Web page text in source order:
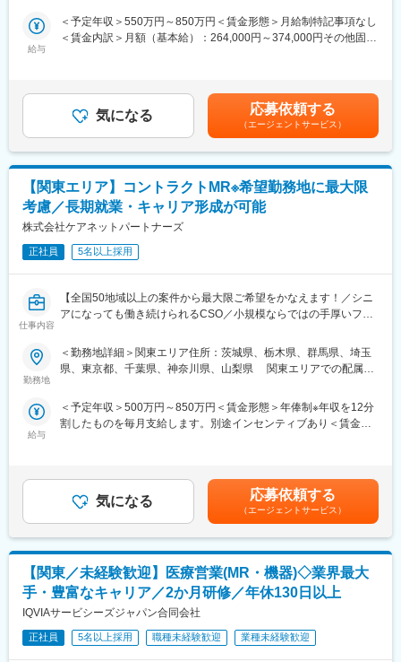
社部門（マネージャー、研修部門など）へのキャリアチェンジ」
など幅広いキャリアプランがあります。また、弊社のマネージャ
将来のキャリアに関してサポートをしていきます。
《職種に関して》
■MRとは主に医師や薬剤師等へ、担当製品の情報提供を行いま
す。担当施設の患者様に応じた情報提供や、担当製品の処方後の
情報収集を行います。
変更の範囲：会社の定める業務
業規模、製品領域などのバランスを考慮しながら、常時60以上の
プロジェクトが稼働しています。
■年齢も経験も多様な人財が活躍
シミック・イニジオはほぼ全員が中途採用です。それぞれ異なる
バックグラウンドを持ち、その経験を活かして活動しています。
社員の年齢分布も幅広く、20代～60代まで在籍しています。社員
の経験の多様性は、変革期にある製薬業界にあって、私たちの事
業を支える重要な要素です。
■人財育成への積極投資
シミック・イニジオにとってサービス品質の源泉となるのは人財
資を行っています。自己成長意欲を尊重し、業務直結の研修だけ
でなく、変化する時代に対応するビジネススキル習得も含め階層
行っています。
できる制度があります。社員と社員のご家族が安心し、仕事もプ
ライベートも充実して活躍できるよう、福利厚生制度を整備して
ラスの借り上げ社宅制度や単身赴任のサポート制度を導入し、そ
の利用率も高水準となっています。
■社内認定資格制度
製薬企業での開発パイプラインの変化にともない、当社において
はオンコロジーをはじめスペシャリティ領域のプロジェクトが増
加しています。またスペシャリティ領域については社員の関心も
高く、これに応えるべく専門性の高い人財を育成するための社内
認定資格制度を設けています。現在はオンコロジー分野で「血液
がん」と「固形がん」の2つのコースが展開されています。
給与
＜予定年収＞550万円～850万円＜賃金形態＞月給制特記事項なし
＜賃金内訳＞月額（基本給）：264,000円～374,000円その他固定
を全額支給 ■賞与年2回（昨年度実績4.2ヶ月）、報酬改定年1回■
全国勤務が可能な方は、初回給与時に30万円の一時金を支給賃金
はあくまでも目安の金額であり、選考を通じて上下する可能性が
あります。月給(月額)は固定手当を含めた表記です。
気になる 応募依頼する
（エージェントサービス）
【関東エリア】コントラクトMR※希望勤務地に最大限
考慮／長期就業・キャリア形成が可能
株式会社ケアネットパートナーズ
正社員 5名以上採用
仕事内容
【全国50地域以上の案件から最大限ご希望をかなえます！／シニ
アになっても働き続けられるCSO／小規模ならではの手厚いフォ
■業務内容：
コントラクトMRとして大手製薬会社（国内／外資）のPJTへの配
して医薬品情報の伝達や、安全性や有効性情報をご提供いただき
ます。有効性について情報の収集と会社への報告業務もお願いい
件から勤務地をご提案させていただきます。年収は現職考慮（モ
デル年収：20代650万、40代後半850万）領域を変えてのPJT打診
も可能です。また、無期雇用派遣となるため、ＰＪＴの期間外も
ベース給与は保証いたします。
■MRとして働く魅力
（1）最大限希望を考慮します：
全国50地域以上のPJTからご提案し、なるべくご希望の勤務地に
アサインが可能です。また、次の契約での再配属の際の地域もし
っかり考慮いたします。これは小規模ならではの社内バッティン
勤務地
＜勤務地詳細＞関東エリア住所：茨城県、栃木県、群馬県、埼玉
県、東京都、千葉県、神奈川県、山梨県 関東エリアでの配属と
給与
＜予定年収＞500万円～850万円＜賃金形態＞年俸制※年収を12分
割したものを毎月支給します。別途インセンティブあり＜賃金内
円（12分割）（一律手当を含む）＜昇給有無＞有＜残業手当＞有
＜給与補足＞※面接を通して、ご経験やスキルにより当社規定に基
づき決定いたします。■昇給、インセンティブあり■モデル年収：
20代650万、40代後半850万賃金はあくまでも目安の金額であ
り、選考を通じて上下する可能性があります。月給(月額)は固定手
当を含めた表記です。
気になる 応募依頼する
（エージェントサービス）
【関東／未経験歓迎】医療営業(MR・機器)◇業界最大
手・豊富なキャリア／2か月研修／年休130日以上
IQVIAサービシーズジャパン合同会社
正社員 5名以上採用 職種未経験歓迎 業種未経験歓迎